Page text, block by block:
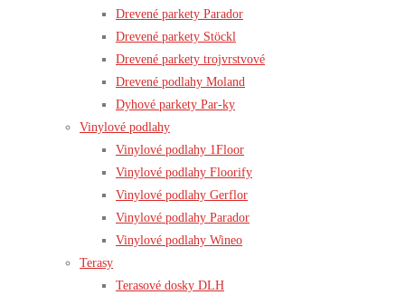
Drevené parkety Parador
Drevené parkety Stöckl
Drevené parkety trojvrstvové
Drevené podlahy Moland
Dyhové parkety Par-ky
Vinylové podlahy
Vinylové podlahy 1Floor
Vinylové podlahy Floorify
Vinylové podlahy Gerflor
Vinylové podlahy Parador
Vinylové podlahy Wineo
Terasy
Terasové dosky DLH